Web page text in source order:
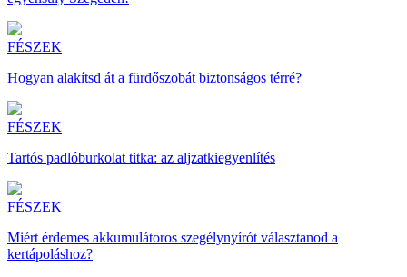
FÉSZEK
Hogyan alakítsd át a fürdőszobát biztonságos térré?
FÉSZEK
Tartós padlóburkolat titka: az aljzatkiegyenlítés
FÉSZEK
Miért érdemes akkumulátoros szegélynyírót választanod a
kertápoláshoz?